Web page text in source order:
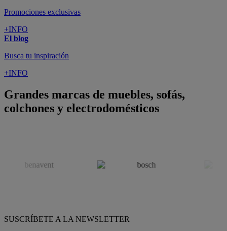
Promociones exclusivas
+INFO
El blog
Busca tu inspiración
+INFO
Grandes marcas de muebles, sofás,
colchones y electrodomésticos
SUSCRÍBETE A LA NEWSLETTER